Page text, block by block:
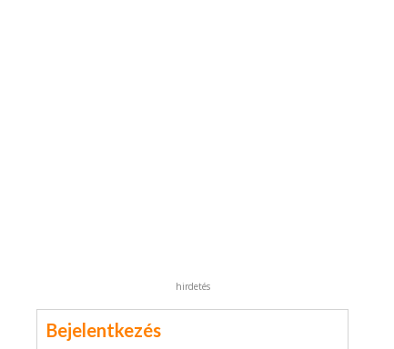
hirdetés
Bejelentkezés